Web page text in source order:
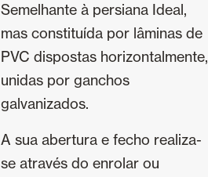
Semelhante à persiana Ideal,
mas constituída por lâminas de
PVC dispostas horizontalmente,
unidas por ganchos
galvanizados.
A sua abertura e fecho realiza-
se através do enrolar ou